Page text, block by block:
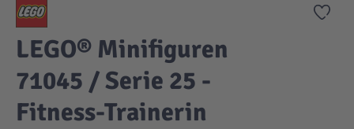
Zur
LEGO® Minifiguren
71045 / Serie 25 -
Fitness-Trainerin